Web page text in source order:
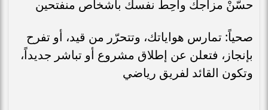
حسّنْ مزاجك وأحِطْ نفسك بأشخاص منفتحين
صحياً: تمارس هواياتك، وتتحرّر من قيد، أو تفرح
بإنجاز، فتعلن عن إطلاق مشروع أو تباشر جديداً،
وتكون القائد لفريق رياضي